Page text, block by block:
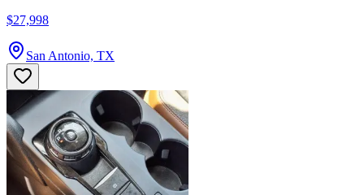
$27,998
San Antonio, TX